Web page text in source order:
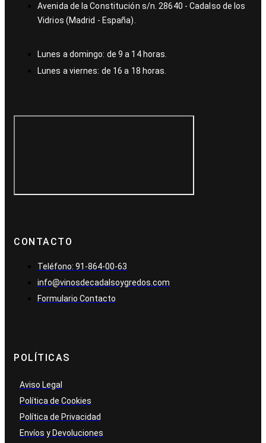
Avenida de la Constitución s/n. 28640 - Cadalso de los
Vidrios (Madrid - España).
Lunes a domingo: de 9 a 14 horas.
Lunes a viernes: de 16 a 18 horas.
CONTACTO
Teléfono: 91-864-00-63
info@vinosdecadalsoygredos.com
Formulario Contacto
POLÍTICAS
Aviso Legal
Política de Cookies
Política de Privacidad
Envíos y Devoluciones